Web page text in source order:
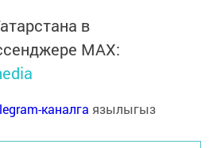
в
MАХ:
каналга язылыгыз